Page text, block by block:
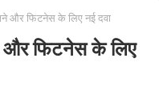
और फिटनेस के लिए नई दवा
और फिटनेस के लिए